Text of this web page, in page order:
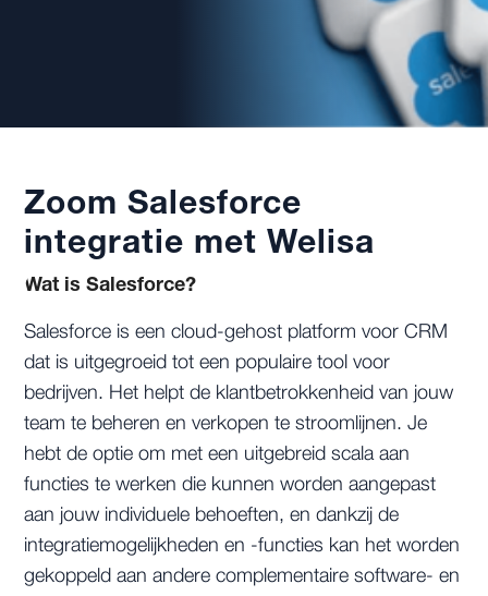
Zoom Salesforce
integratie met Welisa
Wat is Salesforce?
Salesforce is een cloud-gehost platform voor CRM
dat is uitgegroeid tot een populaire tool voor
bedrijven. Het helpt de klantbetrokkenheid van jouw
team te beheren en verkopen te stroomlijnen. Je
hebt de optie om met een uitgebreid scala aan
functies te werken die kunnen worden aangepast
aan jouw individuele behoeften, en dankzij de
integratiemogelijkheden en -functies kan het worden
gekoppeld aan andere complementaire software- en